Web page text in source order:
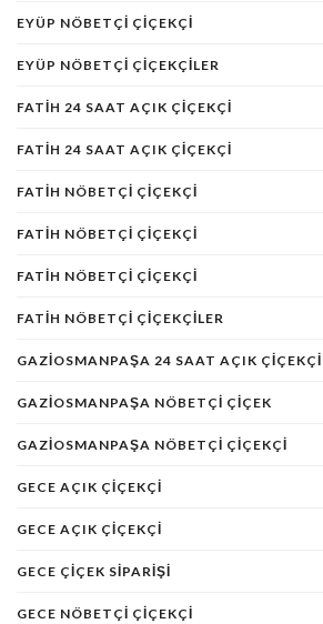
EYÜP NÖBETÇI ÇIÇEKÇI
EYÜP NÖBETÇI ÇIÇEKÇILER
FATIH 24 SAAT AÇIK ÇIÇEKÇI
FATIH 24 SAAT AÇIK ÇIÇEKÇI
FATİH NÖBETÇİ ÇİÇEKÇİ
FATIH NÖBETÇI ÇIÇEKÇI
FATIH NÖBETÇI ÇIÇEKÇI
FATIH NÖBETÇI ÇIÇEKÇILER
GAZIOSMANPAŞA 24 SAAT AÇIK ÇIÇEKÇI
GAZIOSMANPAŞA NÖBETÇI ÇIÇEK
GAZIOSMANPAŞA NÖBETÇI ÇIÇEKÇI
GECE AÇIK ÇIÇEKÇI
GECE AÇIK ÇIÇEKÇI
GECE ÇIÇEK SIPARIŞI
GECE NÖBETÇI ÇIÇEKÇI